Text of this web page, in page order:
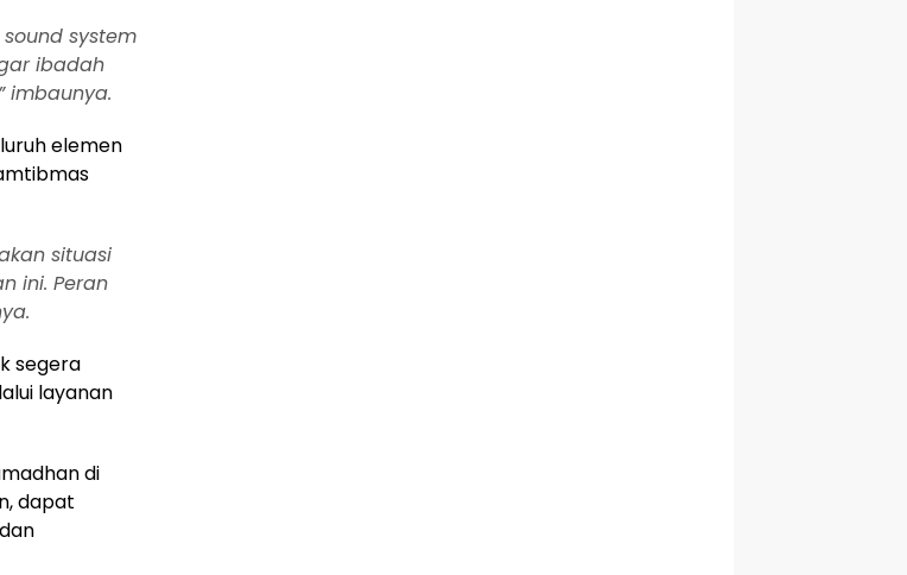
system
ibadah
imbaunya.
elemen
situasi
ini. Peran
segera
layanan
di
dapat